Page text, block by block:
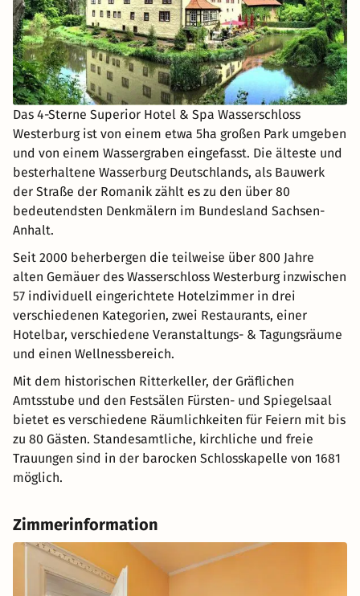
Das 4-Sterne Superior Hotel & Spa Wasserschloss
Westerburg ist von einem etwa 5ha großen Park umgeben
und von einem Wassergraben eingefasst. Die älteste und
besterhaltene Wasserburg Deutschlands, als Bauwerk
der Straße der Romanik zählt es zu den über 80
bedeutendsten Denkmälern im Bundesland Sachsen-
Anhalt.
Seit 2000 beherbergen die teilweise über 800 Jahre
alten Gemäuer des Wasserschloss Westerburg inzwischen
57 individuell eingerichtete Hotelzimmer in drei
verschiedenen Kategorien, zwei Restaurants, einer
Hotelbar, verschiedene Veranstaltungs- & Tagungsräume
und einen Wellnessbereich.
Mit dem historischen Ritterkeller, der Gräflichen
Amtsstube und den Festsälen Fürsten- und Spiegelsaal
bietet es verschiedene Räumlichkeiten für Feiern mit bis
zu 80 Gästen. Standesamtliche, kirchliche und freie
Trauungen sind in der barocken Schlosskapelle von 1681
möglich.
Zimmerinformation